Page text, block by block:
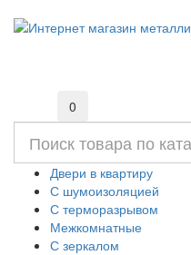
0
Двери в квартиру
С шумоизоляцией
С терморазрывом
Межкомнатные
С зеркалом